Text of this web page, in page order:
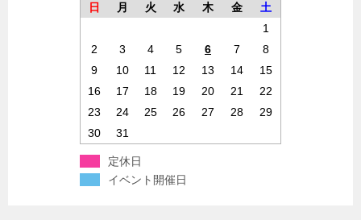
日
月 火 水 木 金
土
1
2
3 4 5 6 7
8
9
10 11 12 13 14
15
16
17 18 19 20 21
22
23
24 25 26 27 28
29
30
31
定休日
イベント開催日